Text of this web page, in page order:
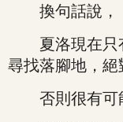
換句話說，
夏洛現在只
尋找落腳地，絕
否則很有可能